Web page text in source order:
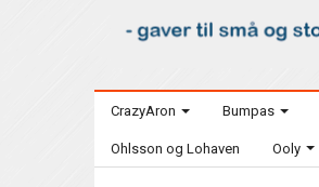
CrazyAron Bumpas
Ohlsson og Lohaven Ooly